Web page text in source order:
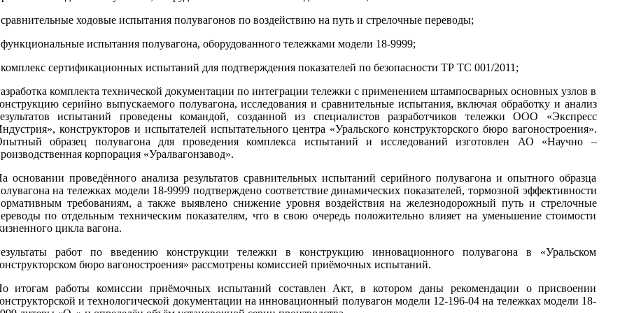
ходовые испытания полувагонов по воздействию на путь и стрелочные переводы;
испытания полувагона, оборудованного тележками модели 18-9999;
сертификационных испытаний для подтверждения показателей по безопасности ТР ТС 001/2011;
комплекта технической документации по интеграции тележки с применением штампосварных основных узлов в
серийно выпускаемого полувагона, исследования и сравнительные испытания, включая обработку и анализ
испытаний проведены командой, созданной из специалистов разработчиков тележки ООО «Экспресс
конструкторов и испытателей испытательного центра «Уральского конструкторского бюро вагоностроения».
образец полувагона для проведения комплекса испытаний и исследований изготовлен АО «Научно –
корпорация «Уралвагонзавод».
основании проведённого анализа результатов сравнительных испытаний серийного полувагона и опытного образца
на тележках модели 18-9999 подтверждено соответствие динамических показателей, тормозной эффективности
требованиям, а также выявлено снижение уровня воздействия на железнодорожный путь и стрелочные
по отдельным техническим показателям, что в свою очередь положительно влияет на уменьшение стоимости
цикла вагона.
работ по введению конструкции тележки в конструкцию инновационного полувагона в «Уральском
бюро вагоностроения» рассмотрены комиссией приёмочных испытаний.
итогам работы комиссии приёмочных испытаний составлен Акт, в котором даны рекомендации о присвоении
и технологической документации на инновационный полувагон модели 12-196-04 на тележках модели 18-